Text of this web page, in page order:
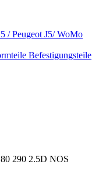
/ Peugeot J5/ WoMo
Befestigungsteile
290 2.5D NOS